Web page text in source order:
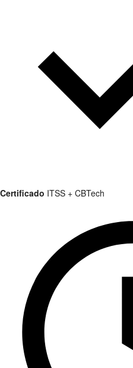
Certificado ITSS + CBTech